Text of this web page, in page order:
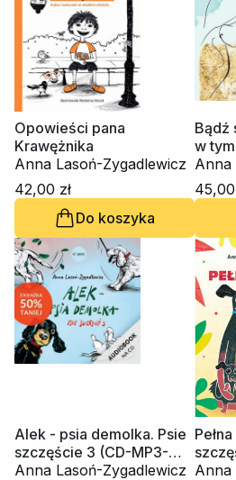
Opowieści pana
Krawężnika
Anna Lasoń-Zygadlewicz
42,00 zł
Do koszyka
Bądź
w
Anna
45,00
Alek - psia demolka. Psie
szczęście 3 (CD-MP3-
audiobook)
Anna Lasoń-Zygadlewicz Anna